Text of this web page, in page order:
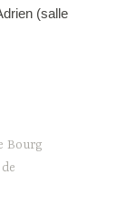
(salle
Bourg